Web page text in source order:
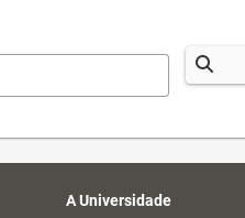
A Universidade